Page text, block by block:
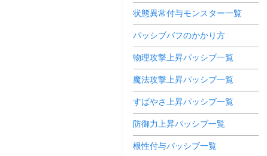
状態異常付与モンスター一覧
パッシブバフのかかり方
物理攻撃上昇パッシブ一覧
魔法攻撃上昇パッシブ一覧
すばやさ上昇パッシブ一覧
防御力上昇パッシブ一覧
根性付与パッシブ一覧